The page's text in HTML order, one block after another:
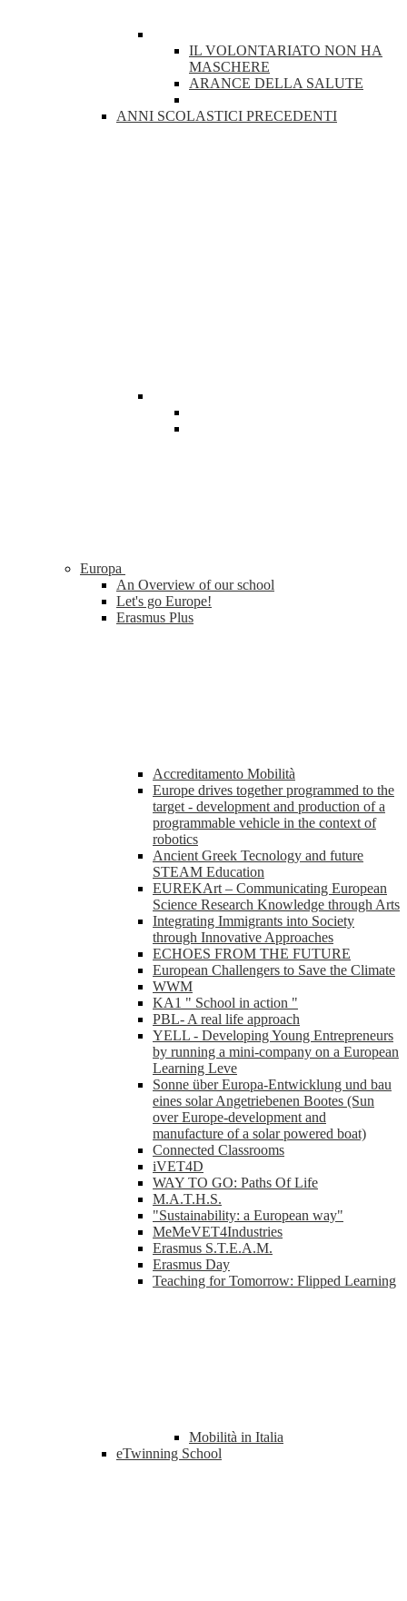
IL VOLONTARIATO NON HA
MASCHERE
ARANCE DELLA SALUTE
ANNI SCOLASTICI PRECEDENTI
Europa
An Overview of our school
Let's go Europe!
Erasmus Plus
Accreditamento Mobilità
Europe drives together programmed to the
target - development and production of a
programmable vehicle in the context of
robotics
Ancient Greek Tecnology and future
STEAM Education
EUREKArt – Communicating European
Science Research Knowledge through Arts
Integrating Immigrants into Society
through Innovative Approaches
ECHOES FROM THE FUTURE
European Challengers to Save the Climate
WWM
KA1 " School in action "
PBL- A real life approach
YELL - Developing Young Entrepreneurs
by running a mini-company on a European
Learning Leve
Sonne über Europa-Entwicklung und bau
eines solar Angetriebenen Bootes (Sun
over Europe-development and
manufacture of a solar powered boat)
Connected Classrooms
iVET4D
WAY TO GO: Paths Of Life
M.A.T.H.S.
"Sustainability: a European way"
MeMeVET4Industries
Erasmus S.T.E.A.M.
Erasmus Day
Teaching for Tomorrow: Flipped Learning
Mobilità in Italia
eTwinning School